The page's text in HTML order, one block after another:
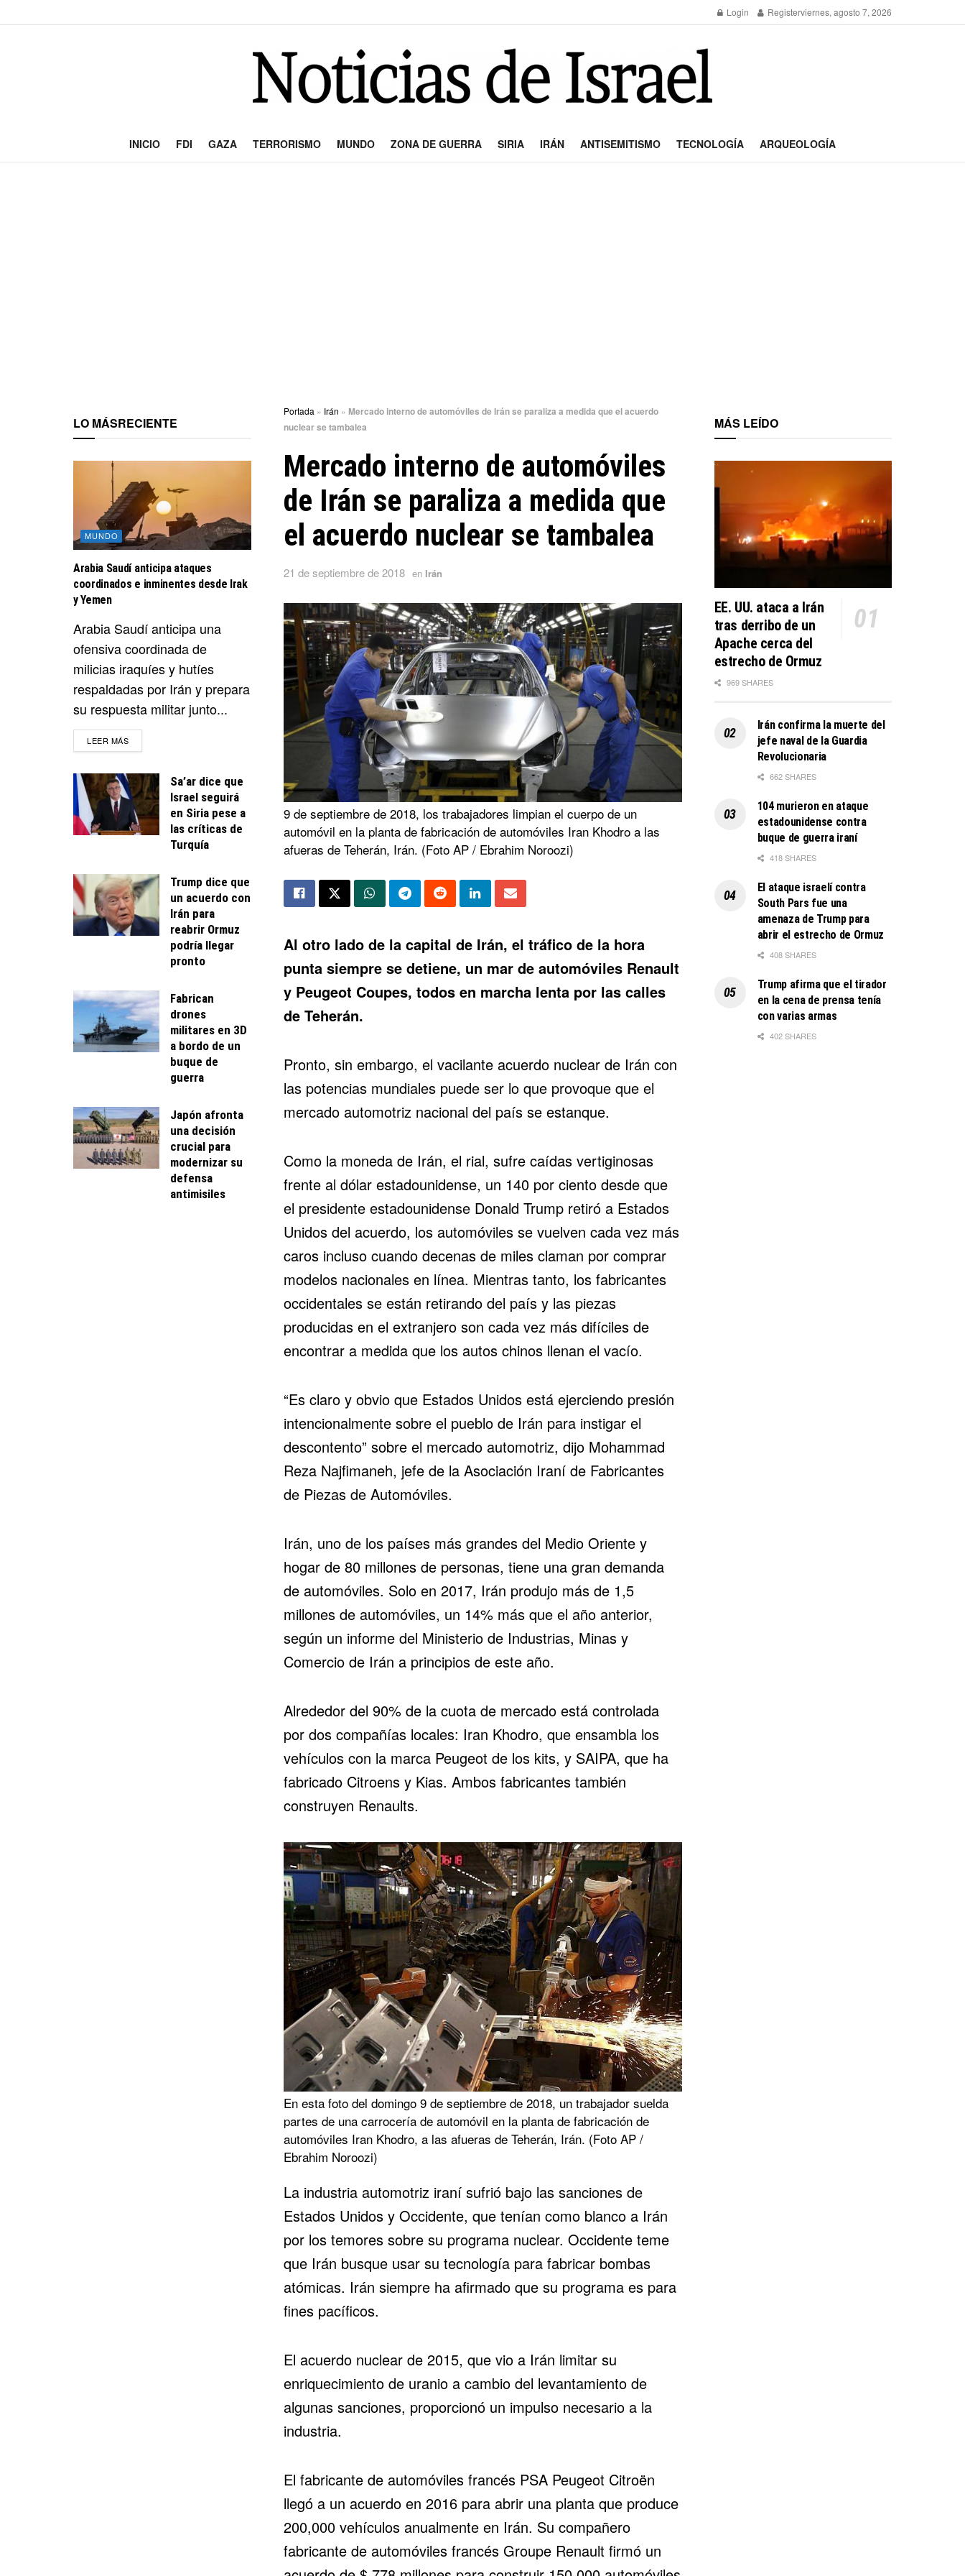
Login Registerviernes, agosto 7, 2026
INICIO FDI GAZA TERRORISMO MUNDO ZONA DE GUERRA SIRIA IRÁN ANTISEMITISMO TECNOLOGÍA ARQUEOLOGÍA
Portada » Irán » Mercado interno de automóviles de Irán se paraliza a medida que el acuerdo
nuclear se tambalea
Mercado interno de automóviles
de Irán se paraliza a medida que
el acuerdo nuclear se tambalea
21 de septiembre de 2018 en Irán
9 de septiembre de 2018, los trabajadores limpian el cuerpo de un
automóvil en la planta de fabricación de automóviles Iran Khodro a las
afueras de Teherán, Irán. (Foto AP / Ebrahim Noroozi)
Al otro lado de la capital de Irán, el tráfico de la hora
punta siempre se detiene, un mar de automóviles Renault
y Peugeot Coupes, todos en marcha lenta por las calles
de Teherán.
Pronto, sin embargo, el vacilante acuerdo nuclear de Irán con
las potencias mundiales puede ser lo que provoque que el
mercado automotriz nacional del país se estanque.
Como la moneda de Irán, el rial, sufre caídas vertiginosas
frente al dólar estadounidense, un 140 por ciento desde que
el presidente estadounidense Donald Trump retiró a Estados
Unidos del acuerdo, los automóviles se vuelven cada vez más
caros incluso cuando decenas de miles claman por comprar
modelos nacionales en línea. Mientras tanto, los fabricantes
occidentales se están retirando del país y las piezas
producidas en el extranjero son cada vez más difíciles de
encontrar a medida que los autos chinos llenan el vacío.
“Es claro y obvio que Estados Unidos está ejerciendo presión
intencionalmente sobre el pueblo de Irán para instigar el
descontento” sobre el mercado automotriz, dijo Mohammad
Reza Najfimaneh, jefe de la Asociación Iraní de Fabricantes
de Piezas de Automóviles.
Irán, uno de los países más grandes del Medio Oriente y
hogar de 80 millones de personas, tiene una gran demanda
de automóviles. Solo en 2017, Irán produjo más de 1,5
millones de automóviles, un 14% más que el año anterior,
según un informe del Ministerio de Industrias, Minas y
Comercio de Irán a principios de este año.
Alrededor del 90% de la cuota de mercado está controlada
por dos compañías locales: Iran Khodro, que ensambla los
vehículos con la marca Peugeot de los kits, y SAIPA, que ha
fabricado Citroens y Kias. Ambos fabricantes también
construyen Renaults.
En esta foto del domingo 9 de septiembre de 2018, un trabajador suelda
partes de una carrocería de automóvil en la planta de fabricación de
automóviles Iran Khodro, a las afueras de Teherán, Irán. (Foto AP /
Ebrahim Noroozi)
La industria automotriz iraní sufrió bajo las sanciones de
Estados Unidos y Occidente, que tenían como blanco a Irán
por los temores sobre su programa nuclear. Occidente teme
que Irán busque usar su tecnología para fabricar bombas
atómicas. Irán siempre ha afirmado que su programa es para
fines pacíficos.
El acuerdo nuclear de 2015, que vio a Irán limitar su
enriquecimiento de uranio a cambio del levantamiento de
algunas sanciones, proporcionó un impulso necesario a la
industria.
El fabricante de automóviles francés PSA Peugeot Citroën
llegó a un acuerdo en 2016 para abrir una planta que produce
200,000 vehículos anualmente en Irán. Su compañero
fabricante de automóviles francés Groupe Renault firmó un
LO MÁSRECIENTE
MUNDO
Arabia Saudí anticipa ataques
coordinados e inminentes desde Irak
y Yemen
Arabia Saudí anticipa una
ofensiva coordinada de
milicias iraquíes y hutíes
respaldadas por Irán y prepara
su respuesta militar junto...
LEER MÁSDETAILS
Sa’ar dice que
Israel seguirá
en Siria pese a
las críticas de
Turquía
Trump dice que
un acuerdo con
Irán para
reabrir Ormuz
podría llegar
pronto
Fabrican
drones
militares en 3D
a bordo de un
buque de
guerra
Japón afronta
una decisión
crucial para
modernizar su
defensa
antimisiles
MÁS LEÍDO
EE. UU. ataca a Irán
tras derribo de un
Apache cerca del
estrecho de Ormuz
969 SHARES
Irán confirma la muerte del
jefe naval de la Guardia
Revolucionaria
662 SHARES
104 murieron en ataque
estadounidense contra
buque de guerra iraní
418 SHARES
El ataque israelí contra
South Pars fue una
amenaza de Trump para
abrir el estrecho de Ormuz
408 SHARES
Trump afirma que el tirador
en la cena de prensa tenía
con varias armas
402 SHARES